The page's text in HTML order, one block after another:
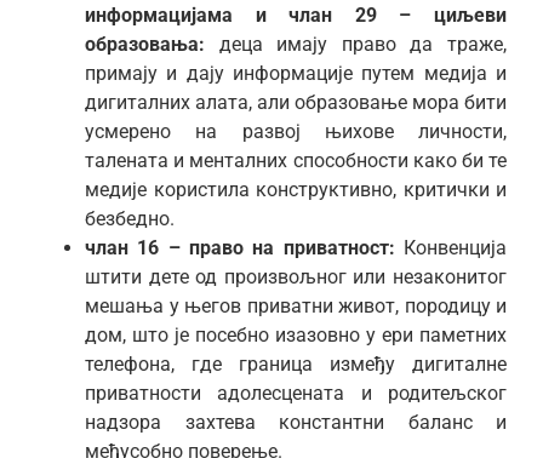
информацијама и члан 29 – циљеви
образовања: деца имају право да траже,
примају и дају информације путем медија и
дигиталних алата, али образовање мора бити
усмерено на развој њихове личности,
талената и менталних способности како би те
медије користила конструктивно, критички и
безбедно.
члан 16 – право на приватност: Конвенција
штити дете од произвољног или незаконитог
мешања у његов приватни живот, породицу и
дом, што је посебно изазовно у ери паметних
телефона, где граница између дигиталне
приватности адолесцената и родитељског
надзора захтева константни баланс и
међусобно поверење.